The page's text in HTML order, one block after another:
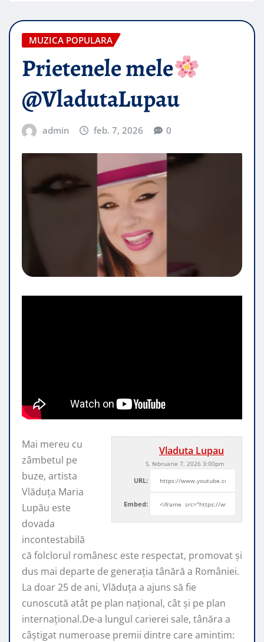
MUZICA POPULARA
Prietenele mele
@VladutaLupau​
admin feb. 7, 2026 0
Vladuta Lupau
S, februarie 7, 2026 3:00pm
URL:
Embed:
Mai mereu cu
zâmbetul pe
buze, artista
Vlăduța Maria
Lupău este
dovada
incontestabilă
că folclorul românesc este respectat, promovat şi
dus mai departe de generaţia tânără a României.
La doar 25 de ani, Vlăduța a ajuns să fie
cunoscută atât pe plan naţional, cât şi pe plan
internaţional.De-a lungul carierei sale, tânăra a
câştigat numeroase premii dintre care amintim: